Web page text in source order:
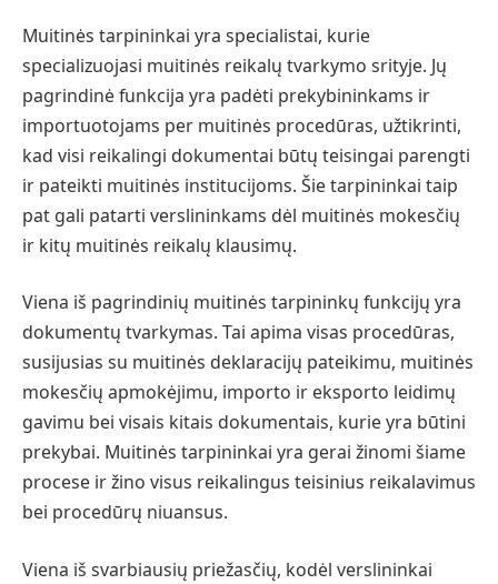
Muitinės tarpininkai yra specialistai, kurie
specializuojasi muitinės reikalų tvarkymo srityje. Jų
pagrindinė funkcija yra padėti prekybininkams ir
importuotojams per muitinės procedūras, užtikrinti,
kad visi reikalingi dokumentai būtų teisingai parengti
ir pateikti muitinės institucijoms. Šie tarpininkai taip
pat gali patarti verslininkams dėl muitinės mokesčių
ir kitų muitinės reikalų klausimų.
Viena iš pagrindinių muitinės tarpininkų funkcijų yra
dokumentų tvarkymas. Tai apima visas procedūras,
susijusias su muitinės deklaracijų pateikimu, muitinės
mokesčių apmokėjimu, importo ir eksporto leidimų
gavimu bei visais kitais dokumentais, kurie yra būtini
prekybai. Muitinės tarpininkai yra gerai žinomi šiame
procese ir žino visus reikalingus teisinius reikalavimus
bei procedūrų niuansus.
Viena iš svarbiausių priežasčių, kodėl verslininkai